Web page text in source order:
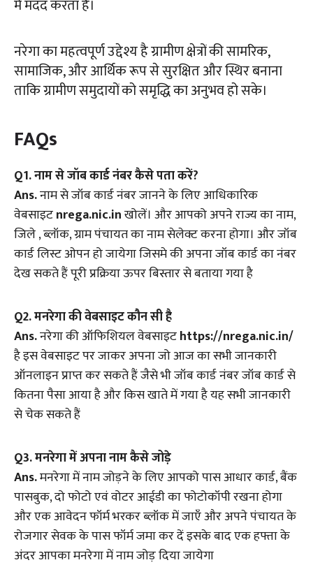
में मदद करता है।
नरेगा का महत्वपूर्ण उद्देश्य है ग्रामीण क्षेत्रों की सामरिक,
सामाजिक, और आर्थिक रूप से सुरक्षित और स्थिर बनाना
ताकि ग्रामीण समुदायों को समृद्धि का अनुभव हो सके।
FAQs
Q1. नाम से जॉब कार्ड नंबर कैसे पता करें?
Ans.नाम से जॉब कार्ड नंबर जानने के लिए आधिकारिक
वेबसाइटnrega.nic.inखोलें। और आपको अपने राज्य का नाम,
जिले , ब्लॉक, ग्राम पंचायत का नाम सेलेक्ट करना होगा। और जॉब
कार्ड लिस्ट ओपन हो जायेगा जिसमे की अपना जॉब कार्ड का नंबर
देख सकते हैं पूरी प्रक्रिया ऊपर बिस्तार से बताया गया है
Q2. मनरेगा की वेबसाइट कौन सी है
Ans.नरेगा की ऑफिशियल वेबसाइटhttps://nrega.nic.in/
है इस वेबसाइट पर जाकर अपना जो आज का सभी जानकारी
ऑनलाइन प्राप्त कर सकते हैं जैसे भी जॉब कार्ड नंबर जॉब कार्ड से
कितना पैसा आया है और किस खाते में गया है यह सभी जानकारी
से चेक सकते हैं
Q3. मनरेगा में अपना नाम कैसे जोड़े
Ans.मनरेगा में नाम जोड़ने के लिए आपको पास आधार कार्ड, बैंक
पासबुक, दो फोटो एवं वोटर आईडी का फोटोकॉपी रखना होगा
और एक आवेदन फॉर्म भरकर ब्लॉक में जाएँ और अपने पंचायत के
रोजगार सेवक के पास फॉर्म जमा कर दें इसके बाद एक हफ्ता के
अंदर आपका मनरेगा में नाम जोड़ दिया जायेगा